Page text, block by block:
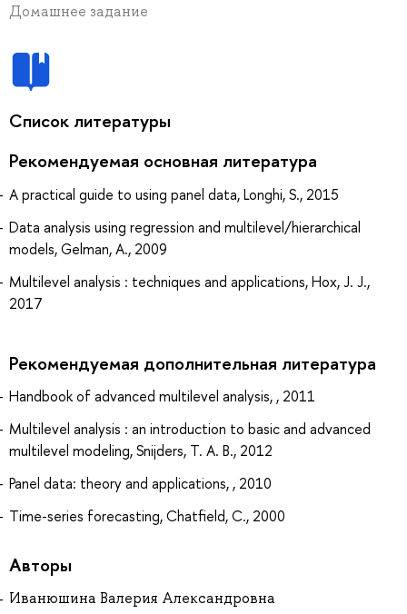
Домашнее задание
Список литературы
Рекомендуемая основная литература
A practical guide to using panel data, Longhi, S., 2015
Data analysis using regression and multilevel/hierarchical
models, Gelman, A., 2009
Multilevel analysis : techniques and applications, Hox, J. J.,
2017
Рекомендуемая дополнительная литература
Handbook of advanced multilevel analysis, , 2011
Multilevel analysis : an introduction to basic and advanced
multilevel modeling, Snijders, T. A. B., 2012
Panel data: theory and applications, , 2010
Time-series forecasting, Chatfield, C., 2000
Авторы
Иванюшина Валерия Александровна